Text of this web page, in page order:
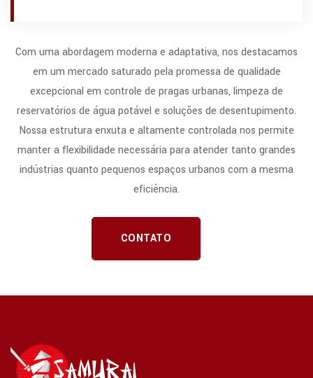
Com uma abordagem moderna e adaptativa, nos destacamos
em um mercado saturado pela promessa de qualidade
excepcional em controle de pragas urbanas, limpeza de
reservatórios de água potável e soluções de desentupimento.
Nossa estrutura enxuta e altamente controlada nos permite
manter a flexibilidade necessária para atender tanto grandes
indústrias quanto pequenos espaços urbanos com a mesma
eficiência.
CONTATO